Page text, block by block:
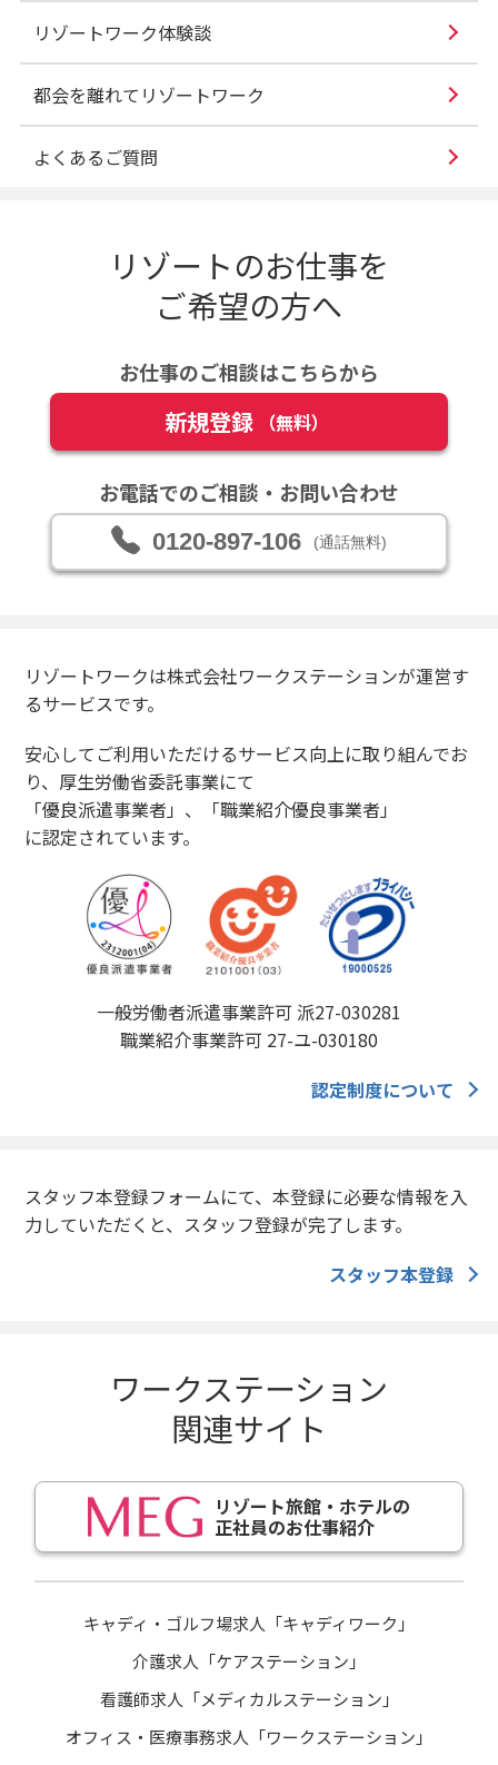
リゾートワーク体験談
都会を離れてリゾートワーク
よくあるご質問
リゾートのお仕事を
ご希望の方へ
お仕事のご相談はこちらから
新規登録 （無料）
お電話でのご相談・お問い合わせ
0120-897-106 (通話無料)
リゾートワークは株式会社ワークステーションが運営す
るサービスです。
安心してご利用いただけるサービス向上に取り組んでお
り、厚生労働省委託事業にて
「優良派遣事業者」、「職業紹介優良事業者」
に認定されています。
一般労働者派遣事業許可 派27-030281
職業紹介事業許可 27-ユ-030180
認定制度について
スタッフ本登録フォームにて、本登録に必要な情報を入
力していただくと、スタッフ登録が完了します。
スタッフ本登録
ワークステーション
関連サイト
リゾート旅館・ホテルの
正社員のお仕事紹介
キャディ・ゴルフ場求人「キャディワーク」
介護求人「ケアステーション」
看護師求人「メディカルステーション」
オフィス・医療事務求人「ワークステーション」